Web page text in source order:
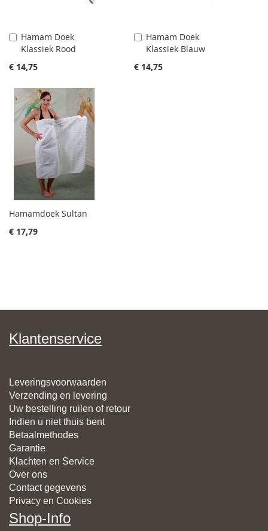
Hamam Doek
Klassiek Rood
€ 14,75
Aan
winkelwagen
toevoegen
Hamam Doek
Klassiek Blauw
€ 14,75
Aan
winkelwagen
toevoegen
Hamamdoek Sultan
€ 17,79
Klantenservice
Leveringsvoorwaarden
Verzending en levering
Uw bestelling ruilen of retour
Indien u niet thuis bent
Betaalmethodes
Garantie
Klachten en Service
Over ons
Contact gegevens
Privacy en Cookies
Shop-Info